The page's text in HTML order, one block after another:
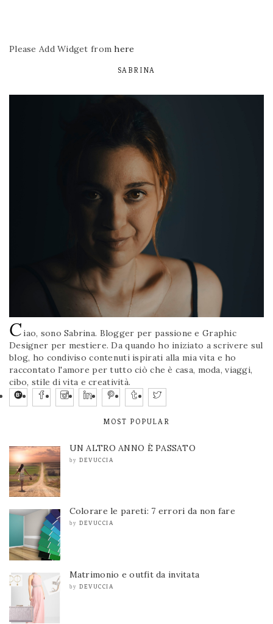
Please Add Widget fromhere
SABRINA
Ciao, sono Sabrina. Blogger per passione e Graphic
Designer per mestiere. Da quando ho iniziato a scrivere sul
blog, ho condiviso contenuti ispirati alla mia vita e ho
raccontato l'amore per tutto ciò che è casa, moda, viaggi,
cibo, stile di vita e creatività.
MOST POPULAR
UN ALTRO ANNO È PASSATO
by DEVUCCIA
Colorare le pareti: 7 errori da non fare
by DEVUCCIA
Matrimonio e outfit da invitata
by DEVUCCIA